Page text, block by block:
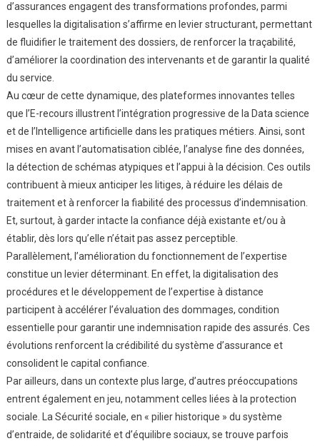
d’assurances engagent des transformations profondes, parmi
lesquelles la digitalisation s’affirme en levier structurant, permettant
de fluidifier le traitement des dossiers, de renforcer la traçabilité,
d’améliorer la coordination des intervenants et de garantir la qualité
du service.
Au cœur de cette dynamique, des plateformes innovantes telles
que l’E-recours illustrent l’intégration progressive de la Data science
et de l’Intelligence artificielle dans les pratiques métiers. Ainsi, sont
mises en avant l’automatisation ciblée, l’analyse fine des données,
la détection de schémas atypiques et l’appui à la décision. Ces outils
contribuent à mieux anticiper les litiges, à réduire les délais de
traitement et à renforcer la fiabilité des processus d’indemnisation.
Et, surtout, à garder intacte la confiance déjà existante et/ou à
établir, dès lors qu’elle n’était pas assez perceptible.
Parallèlement, l’amélioration du fonctionnement de l’expertise
constitue un levier déterminant. En effet, la digitalisation des
procédures et le développement de l’expertise à distance
participent à accélérer l’évaluation des dommages, condition
essentielle pour garantir une indemnisation rapide des assurés. Ces
évolutions renforcent la crédibilité du système d’assurance et
consolident le capital confiance.
Par ailleurs, dans un contexte plus large, d’autres préoccupations
entrent également en jeu, notamment celles liées à la protection
sociale. La Sécurité sociale, en « pilier historique » du système
d’entraide, de solidarité et d’équilibre sociaux, se trouve parfois